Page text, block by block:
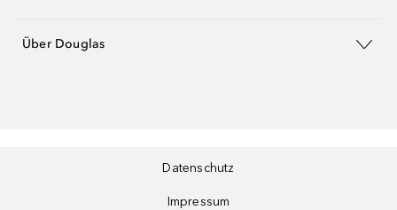
Über Douglas
Datenschutz
Impressum